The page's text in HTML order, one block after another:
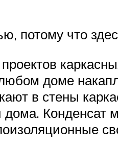
потому что
доме
в стены